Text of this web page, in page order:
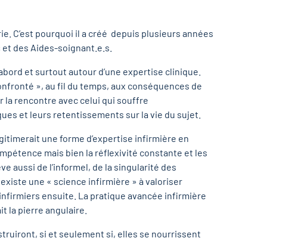
C’est pourquoi il a créé depuis plusieurs années
des Aides-soignant.e.s.
et surtout autour d’une expertise clinique.
», au fil du temps, aux conséquences de
la rencontre avec celui qui souffre
et leurs retentissements sur la vie du sujet.
une forme d’expertise infirmière en
mais bien la réflexivité constante et les
aussi de l’informel, de la singularité des
une « science infirmière » à valoriser
ensuite. La pratique avancée infirmière
la pierre angulaire.
si et seulement si, elles se nourrissent